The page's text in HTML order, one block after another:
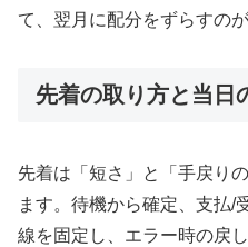
て、翌月に配分をずらすのが
先着の取り方と当日
先着は「短さ」と「手戻り
ます。待機から確定、支払/
線を固定し、エラー時の戻